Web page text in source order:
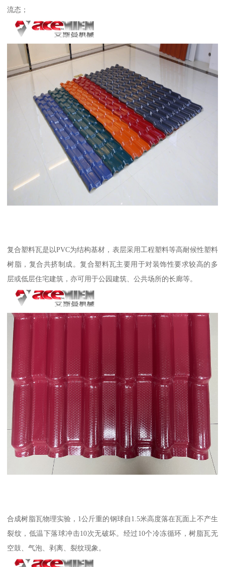
流态；
复合塑料瓦是以PVC为结构基材，表层采用工程塑料等高耐候性塑料
树脂，复合共挤制成。复合塑料瓦主要用于对装饰性要求较高的多
层或低层住宅建筑，亦可用于公园建筑、公共场所的长廊等。
合成树脂瓦物理实验，1公斤重的钢球自1.5米高度落在瓦面上不产生
裂纹，低温下落球冲击10次无破坏。经过10个冷冻循环，树脂瓦无
空鼓、气泡、剥离、裂纹现象。